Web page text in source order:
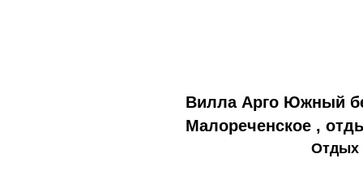
Вилла Арго Южный
Малореченское ,
Отдых